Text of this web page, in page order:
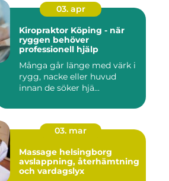
03. apr
Kiropraktor Köping - när
ryggen behöver
professionell hjälp
Många går länge med värk i
rygg, nacke eller huvud
innan de söker hjä...
03. mar
Massage helsingborg
avslappning, återhämtning
och vardagslyx